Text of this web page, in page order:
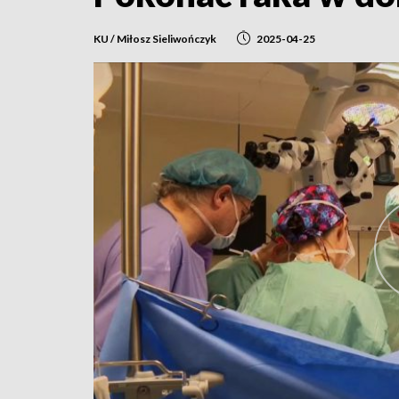
KU / Miłosz Sieliwończyk 2025-04-25